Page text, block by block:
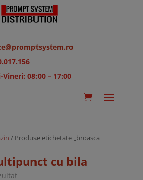
Vineri: 08:00 – 17:00
/ Produse etichetate „broasca
cu bila